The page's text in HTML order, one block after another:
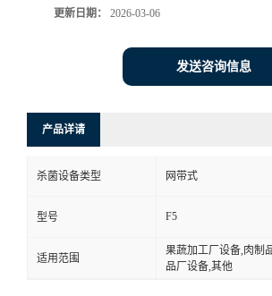
更新日期： 2026-03-06
发送咨询信息
产品详请
杀菌设备类型 网带式
型号 F5
适用范围
果蔬加工厂设备,肉制
品厂设备,其他